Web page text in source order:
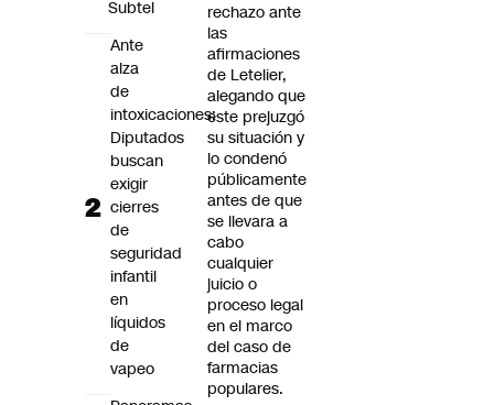
rechazo ante
las
afirmaciones
de Letelier,
alegando que
este prejuzgó
su situación y
lo condenó
públicamente
antes de que
se llevara a
cabo
cualquier
juicio o
proceso legal
en el marco
del caso de
farmacias
populares.
Subtel
Ante
alza
de
intoxicaciones:
Diputados
buscan
exigir
cierres
de
seguridad
infantil
en
líquidos
de
vapeo